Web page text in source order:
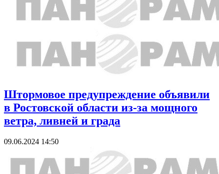
Штормовое предупреждение объявили
в Ростовской области из-за мощного
ветра, ливней и града
09.06.2024 14:50